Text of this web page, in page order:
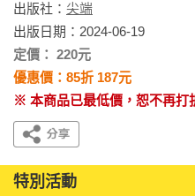
出版社： 尖端
出版日期：2024-06-19
定價： 220元
優惠價：85折 187元
※ 本商品已最低價，恕不再打
特別活動